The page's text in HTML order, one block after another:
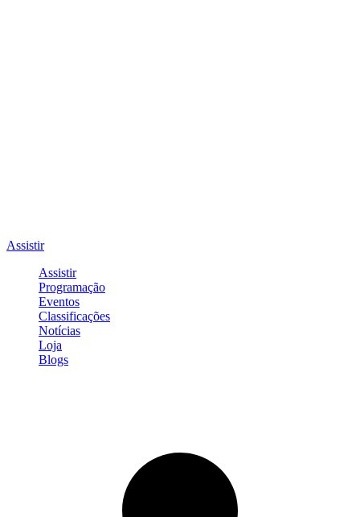
Assistir
Assistir
Programação
Eventos
Classificações
Notícias
Loja
Blogs